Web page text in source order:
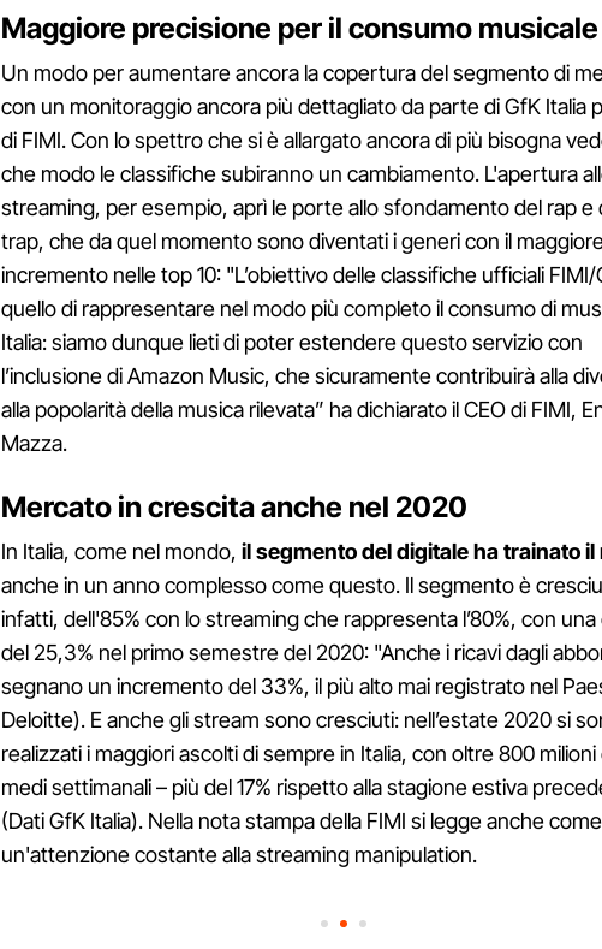
Maggiore precisione per il consumo musicale
Un modo per aumentare ancora la copertura del segmento di
con un monitoraggio ancora più dettagliato da parte di GfK Italia
di FIMI. Con lo spettro che si è allargato ancora di più bisogna
che modo le classifiche subiranno un cambiamento. L'apertura
streaming, per esempio, aprì le porte allo sfondamento del rap e
trap, che da quel momento sono diventati i generi con il
incremento nelle top 10: "L’obiettivo delle classifiche ufficiali
quello di rappresentare nel modo più completo il consumo di
Italia: siamo dunque lieti di poter estendere questo servizio con
l’inclusione di Amazon Music, che sicuramente contribuirà alla
alla popolarità della musica rilevata” ha dichiarato il CEO di FIMI,
Mazza.
Mercato in crescita anche nel 2020
In Italia, come nel mondo, il segmento del digitale ha trainato il
anche in un anno complesso come questo. Il segmento è
infatti, dell'85% con lo streaming che rappresenta l’80%, con
del 25,3% nel primo semestre del 2020: "Anche i ricavi dagli
segnano un incremento del 33%, il più alto mai registrato nel
Deloitte). E anche gli stream sono cresciuti: nell’estate 2020 si
realizzati i maggiori ascolti di sempre in Italia, con oltre 800 milioni
medi settimanali – più del 17% rispetto alla stagione estiva
(Dati GfK Italia). Nella nota stampa della FIMI si legge anche
un'attenzione costante alla streaming manipulation.